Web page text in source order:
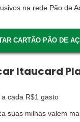
na rede Pão de
CARTÃO PÃO DE
Itaucard
cada R$1 gasto
suas milhas valem